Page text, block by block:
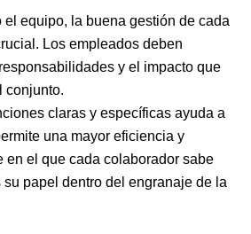
el equipo, la buena gestión de cada
Los empleados deben
y el impacto que
conjunto.
claras y específicas ayuda a
una mayor eficiencia y
en el que cada colaborador sabe
papel dentro del engranaje de la